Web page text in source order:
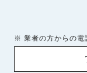
※ 業者の方からの電